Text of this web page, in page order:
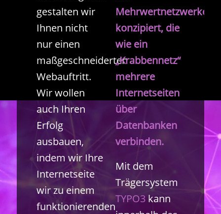
gestalten wir
Ihnen nicht
nur einen
maßgeschneiderten
Webauftritt.
Wir wollen
auch Ihren
Erfolg
ausbauen,
indem wir Ihre
Internetseite
wir zu einem
funktionierenden
Mehrwertnetzwerke
konzipiert, die
wie ein
„Krabbennetz“
mehrere
Internetseiten
über
Datenbanken
verbinden.
Mit dem
Trägersystem
TYPO3kann